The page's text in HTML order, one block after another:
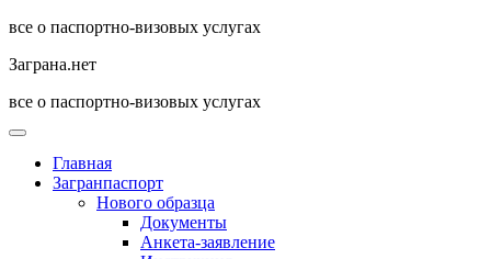
все о паспортно-визовых услугах
Заграна.нет
все о паспортно-визовых услугах
Главная
Загранпаспорт
Нового образца
Документы
Анкета-заявление